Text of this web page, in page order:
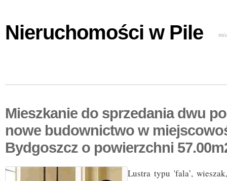
Nieruchomości w Pile
Mieszkanie do sprzedania dwu
nowe budownictwo w
Bydgoszcz o powierzchni
Lustra typu 'fala’,